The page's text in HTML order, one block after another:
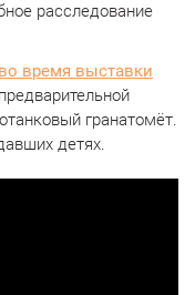
расследование
время выставки
гранатомёт.
детях.